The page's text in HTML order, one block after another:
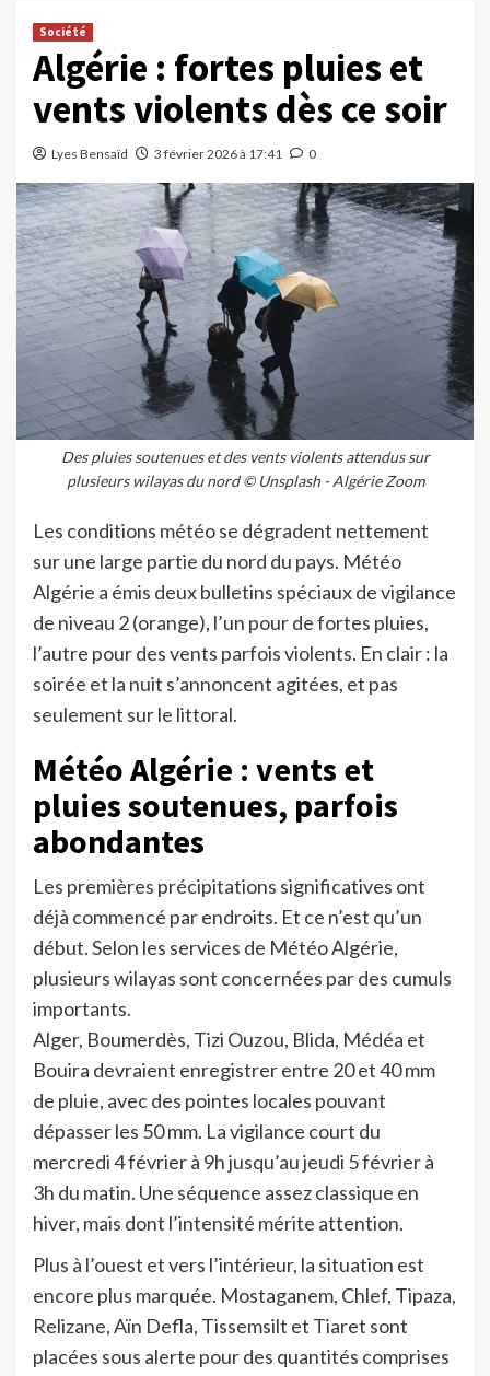
Société
Algérie : fortes pluies et
vents violents dès ce soir
Lyes Bensaïd 3 février 2026 à 17:41 0
Des pluies soutenues et des vents violents attendus sur
plusieurs wilayas du nord © Unsplash - Algérie Zoom
Les conditions météo se dégradent nettement
sur une large partie du nord du pays. Météo
Algérie a émis deux bulletins spéciaux de vigilance
de niveau 2 (orange), l’un pour de fortes pluies,
l’autre pour des vents parfois violents. En clair : la
soirée et la nuit s’annoncent agitées, et pas
seulement sur le littoral.
Météo Algérie : vents et
pluies soutenues, parfois
abondantes
Les premières précipitations significatives ont
déjà commencé par endroits. Et ce n’est qu’un
début. Selon les services de Météo Algérie,
plusieurs wilayas sont concernées par des cumuls
importants.
Alger, Boumerdès, Tizi Ouzou, Blida, Médéa et
Bouira devraient enregistrer entre 20 et 40 mm
de pluie, avec des pointes locales pouvant
dépasser les 50 mm. La vigilance court du
mercredi 4 février à 9h jusqu’au jeudi 5 février à
3h du matin. Une séquence assez classique en
hiver, mais dont l’intensité mérite attention.
Plus à l’ouest et vers l’intérieur, la situation est
encore plus marquée. Mostaganem, Chlef, Tipaza,
Relizane, Aïn Defla, Tissemsilt et Tiaret sont
placées sous alerte pour des quantités comprises